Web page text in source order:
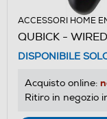
ACCESSORI HOME
QUBICK -
DISPONIBILE
Acquisto online:
Ritiro in negozio